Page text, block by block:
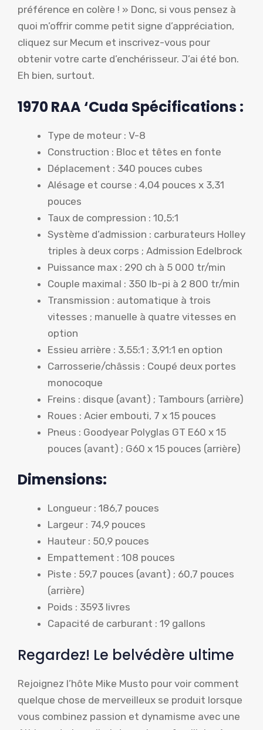
préférence en colère ! » Donc, si vous pensez à
quoi m’offrir comme petit signe d’appréciation,
cliquez sur Mecum et inscrivez-vous pour
obtenir votre carte d’enchérisseur. J’ai été bon.
Eh bien, surtout.
1970 RAA‘Cuda Spécifications :
Type de moteur : V-8
Construction : Bloc et têtes en fonte
Déplacement : 340 pouces cubes
Alésage et course : 4,04 pouces x 3,31
pouces
Taux de compression : 10,5:1
Système d’admission : carburateurs Holley
triples à deux corps ; Admission Edelbrock
Puissance max : 290 ch à 5 000 tr/min
Couple maximal : 350 lb-pi à 2 800 tr/min
Transmission : automatique à trois
vitesses ; manuelle à quatre vitesses en
option
Essieu arrière : 3,55:1 ; 3,91:1 en option
Carrosserie/châssis : Coupé deux portes
monocoque
Freins : disque (avant) ; Tambours (arrière)
Roues : Acier embouti, 7 x 15 pouces
Pneus : Goodyear Polyglas GT E60 x 15
pouces (avant) ; G60 x 15 pouces (arrière)
Dimensions:
Longueur : 186,7 pouces
Largeur : 74,9 pouces
Hauteur : 50,9 pouces
Empattement : 108 pouces
Piste : 59,7 pouces (avant) ; 60,7 pouces
(arrière)
Poids : 3593 livres
Capacité de carburant : 19 gallons
Regardez! Le belvédère ultime
Rejoignez l’hôte Mike Musto pour voir comment
quelque chose de merveilleux se produit lorsque
vous combinez passion et dynamisme avec une